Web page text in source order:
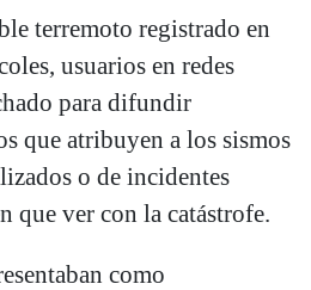
terremoto registrado en
usuarios en redes
para difundir
que atribuyen a los sismos
o de incidentes
que ver con la catástrofe.
como